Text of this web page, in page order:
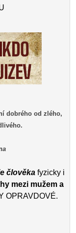
dobrého od zlého,
člověka fyzicky i
mezi mužem a
OPRAVDOVÉ.